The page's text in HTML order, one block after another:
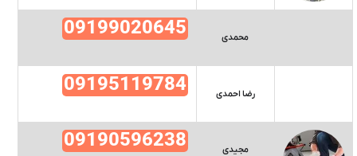
محمدی 09199020645
رضا احمدی 09195119784
مجیدی 09190596238